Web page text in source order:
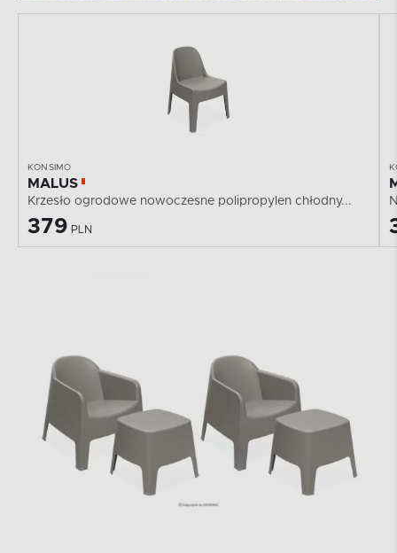
KONSIMO
MALUS
Krzesło ogrodowe nowoczesne polipropylen chłodny...
379 PLN